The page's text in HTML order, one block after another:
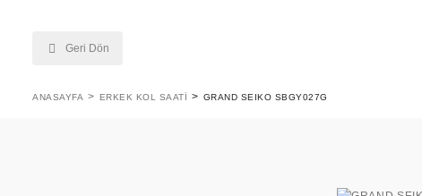
Geri Dön
ANASAYFA ERKEK KOL SAATI GRAND SEIKO SBGY027G